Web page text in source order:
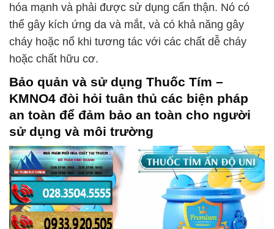
hóa mạnh và phải được sử dụng cẩn thận. Nó có
thể gây kích ứng da và mắt, và có khả năng gây
cháy hoặc nổ khi tương tác với các chất dễ cháy
hoặc chất hữu cơ.
Bảo quản và sử dụng Thuốc Tím –
KMNO4 đòi hỏi tuân thủ các biện pháp
an toàn để đảm bảo an toàn cho người
sử dụng và môi trường